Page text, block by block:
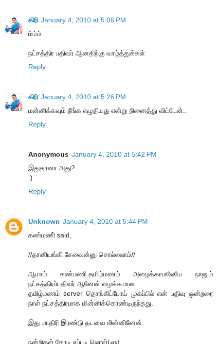
கிரி January 4, 2010 at 5:06 PM
ம்ம்ம்
நட்சத்திர பதிவர் ஆனதிற்கு வாழ்த்துக்கள்
Reply
கிரி January 4, 2010 at 5:26 PM
மன்னிக்கவும் நீங்க எழுதியது என்று நினைத்து விட்டேன்..
Reply
Anonymous January 4, 2010 at 5:42 PM
இதுதானா அது?
:)
Reply
Unknown January 4, 2010 at 5:44 PM
கண்மணி் said,
//தானியங்கி சேவைன்னு சொல்லலாம்//
ஆமாம் கண்மணி.தமிழ்மணம் அழைக்காமலேயே நானும்
நட்சத்திரப்பதிவர் ஆனேன்.வழக்கமான
தமிழ்மணம் server தொங்கிப்போய் முகப்பில் என் பதிவு ஒன்றரை
நாள் நட்சத்திரமாக மின்னிக்கொண்டிருந்தது.
இது மாதிரி இரண்டு தடவை மின்னினேன்.
நன்றிகள் கோடி.எப்படி லொள்(ளு)